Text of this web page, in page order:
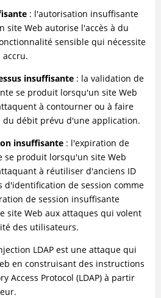
: l'autorisation insuffisante
site Web autorise l'accès à du
sensible qui nécessite
accru.
insuffisante: la validation de
se produit lorsqu'un site Web
à contourner ou à faire
du débit prévu d'une application.
insuffisante: l'expiration de
se produit lorsqu'un site Web
à réutiliser d'anciens ID
d'identification de session comme
de session insuffisante
site Web aux attaques qui volent
des utilisateurs.
LDAP est une attaque qui
en construisant des instructions
Access Protocol (LDAP) à partir